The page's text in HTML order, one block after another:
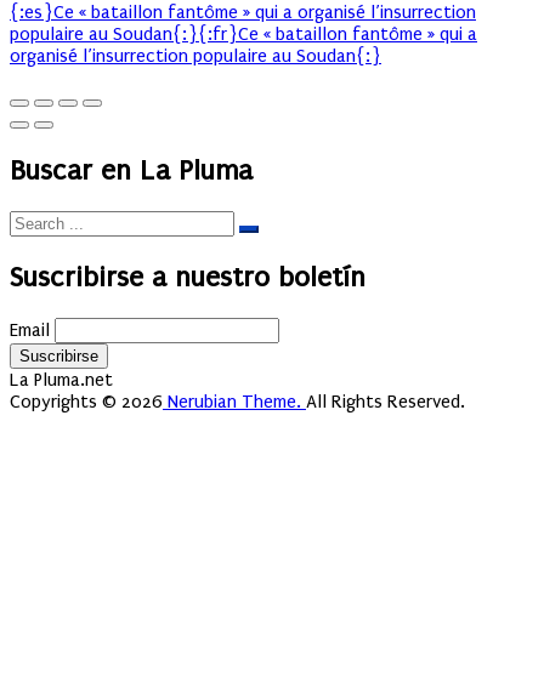
{:es}Ce « bataillon fantôme » qui a organisé l’insurrection
populaire au Soudan{:}{:fr}Ce « bataillon fantôme » qui a
organisé l’insurrection populaire au Soudan{:}
Buscar en La Pluma
Suscribirse a nuestro boletín
Email
La Pluma.net
Copyrights © 2026 Nerubian Theme. All Rights Reserved.